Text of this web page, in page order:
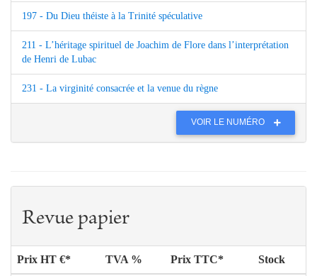
197 - Du Dieu théiste à la Trinité spéculative
211 - L’héritage spirituel de Joachim de Flore dans l’interprétation
de Henri de Lubac
231 - La virginité consacrée et la venue du règne
VOIR LE NUMÉRO
Revue papier
Prix HT €* TVA % Prix TTC* Stock